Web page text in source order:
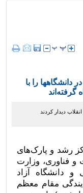
دانشگاهها را با
دیدار کردند
رشد و پارک‌های
و فناوری، وزارت
دانشگاه آزاد
مقام معظم